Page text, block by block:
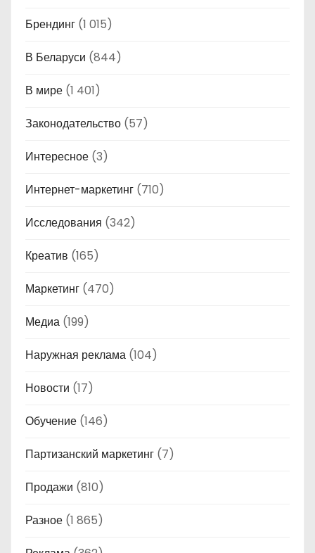
Брендинг (1 015)
В Беларуси (844)
В мире (1 401)
Законодательство (57)
Интересное (3)
Интернет-маркетинг (710)
Исследования (342)
Креатив (165)
Маркетинг (470)
Медиа (199)
Наружная реклама (104)
Новости (17)
Обучение (146)
Партизанский маркетинг (7)
Продажи (810)
Разное (1 865)